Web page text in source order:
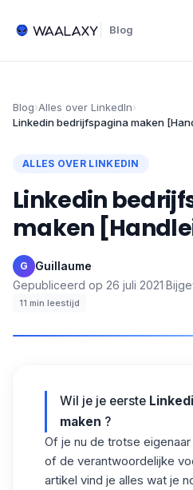
Blog
Blog›Alles over LinkedIn›
Linkedin bedrijfspagina maken
ALLES OVER LINKEDIN
Linkedin
maken
G Guillaume·
Gepubliceerd op 26 juli 2021·
11 min leestijd
Wil je je eerste
maken ?
Of je nu de trotse
of de verantwoordelijke
artikel vind je alles wat je